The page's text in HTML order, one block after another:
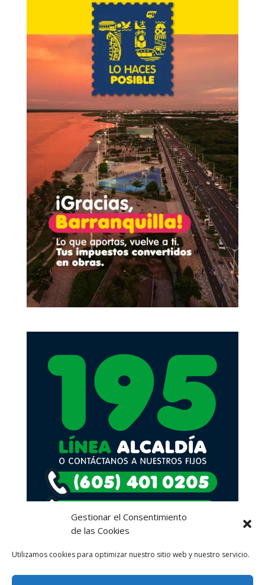
Gestionar el Consentimiento
de las Cookies
Utilizamos cookies para optimizar nuestro sitio web y nuestro servicio.